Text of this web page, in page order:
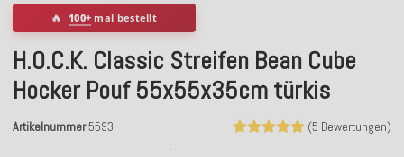
🔥 100+ mal bestellt
H.O.C.K. Classic Streifen Bean Cube
Hocker Pouf 55x55x35cm türkis
(5 Bewertungen)
Artikelnummer5593